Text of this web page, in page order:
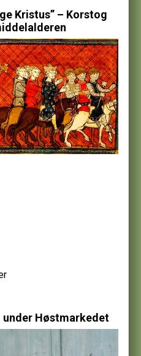
Kristus” – Korstog
under Høstmarkedet